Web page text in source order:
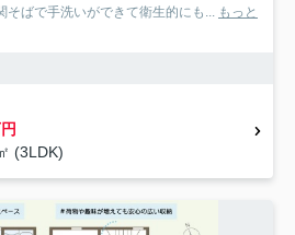
そばで手洗いができて衛生的にも... もっと
(3LDK)